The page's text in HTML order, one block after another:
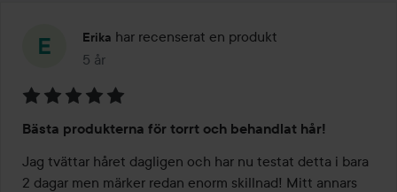
Erika har recenserat en produkt
5 år
Inlägget skapades 5 år
5
av
5
Bästa produkterna för torrt och behandlat hår!
Jag tvättar håret dagligen och har nu testat detta i bara
2 dagar men märker redan enorm skillnad! Mitt annars